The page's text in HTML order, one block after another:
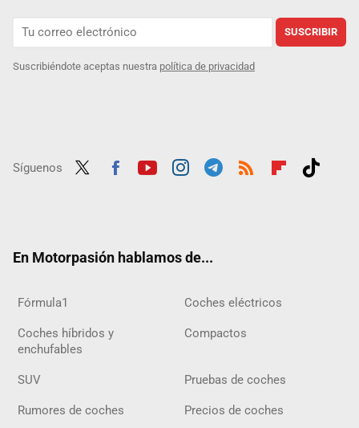
SUSCRIBIR
Suscribiéndote aceptas nuestra política de privacidad
Síguenos
En Motorpasión hablamos de...
Fórmula1 Coches eléctricos
Coches híbridos y
enchufables
Compactos
SUV Pruebas de coches
Rumores de coches Precios de coches